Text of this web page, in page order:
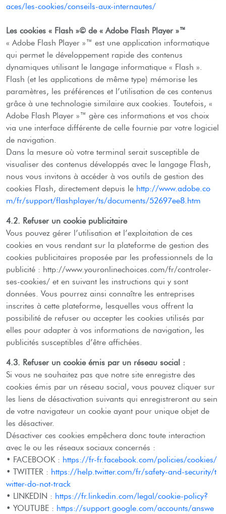
aces/les-cookies/conseils-aux-internautes/
Les cookies « Flash »© de « Adobe Flash Player »™
« Adobe Flash Player »™ est une application informatique
qui permet le développement rapide des contenus
dynamiques utilisant le langage informatique « Flash ».
Flash (et les applications de même type) mémorise les
paramètres, les préférences et l’utilisation de ces contenus
grâce à une technologie similaire aux cookies. Toutefois, «
Adobe Flash Player »™ gère ces informations et vos choix
via une interface différente de celle fournie par votre logiciel
de navigation.
Dans la mesure où votre terminal serait susceptible de
visualiser des contenus développés avec le langage Flash,
nous vous invitons à accéder à vos outils de gestion des
cookies Flash, directement depuis le http://www.adobe.co
m/fr/support/flashplayer/ts/documents/52697ee8.htm
4.2. Refuser un cookie publicitaire
Vous pouvez gérer l’utilisation et l’exploitation de ces
cookies en vous rendant sur la plateforme de gestion des
cookies publicitaires proposée par les professionnels de la
publicité : http://www.youronlinechoices.com/fr/controler-
ses-cookies/ et en suivant les instructions qui y sont
données. Vous pourrez ainsi connaître les entreprises
inscrites à cette plateforme, lesquelles vous offrent la
possibilité de refuser ou accepter les cookies utilisés par
elles pour adapter à vos informations de navigation, les
publicités susceptibles d’être affichées.
4.3. Refuser un cookie émis par un réseau social :
Si vous ne souhaitez pas que notre site enregistre des
cookies émis par un réseau social, vous pouvez cliquer sur
les liens de désactivation suivants qui enregistreront au sein
de votre navigateur un cookie ayant pour unique objet de
les désactiver.
Désactiver ces cookies empêchera donc toute interaction
avec le ou les réseaux sociaux concernés :
• FACEBOOK : https://fr-fr.facebook.com/policies/cookies/
• TWITTER : https://help.twitter.com/fr/safety-and-security/t
witter-do-not-track
• LINKEDIN : https://fr.linkedin.com/legal/cookie-policy?
• YOUTUBE : https://support.google.com/accounts/answe